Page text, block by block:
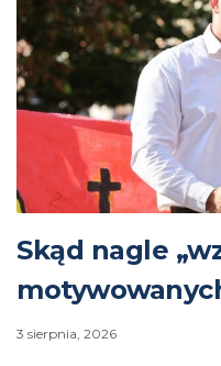
Skąd nagle
3 sierpnia, 2026